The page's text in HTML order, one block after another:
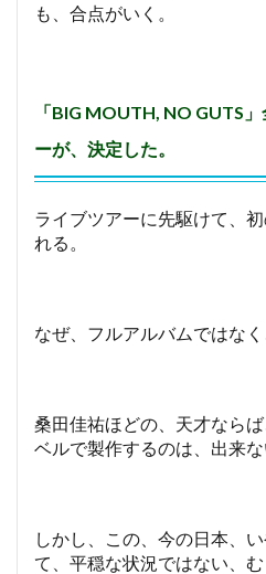
も、合点がいく。
「BIG MOUTH, NO GUTS
ーが、決定した。
ライブツアーに先駆けて、
れる。
なぜ、フルアルバムではな
桑田佳祐ほどの、天才なら
ベルで製作するのは、出来な
しかし、この、今の日本、
て、平穏な状況ではない、